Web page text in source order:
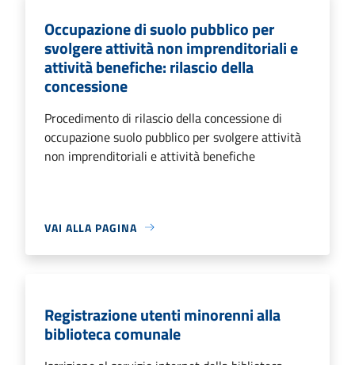
Occupazione di suolo pubblico per
svolgere attività non imprenditoriali e
attività benefiche: rilascio della
concessione
Procedimento di rilascio della concessione di
occupazione suolo pubblico per svolgere attività
non imprenditoriali e attività benefiche
VAI ALLA PAGINA
Registrazione utenti minorenni alla
biblioteca comunale